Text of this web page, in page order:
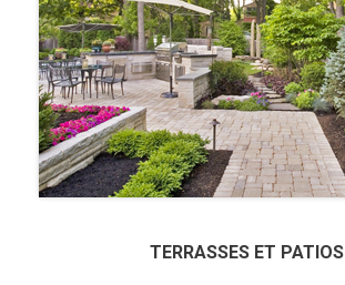
TERRASSES ET PATIOS